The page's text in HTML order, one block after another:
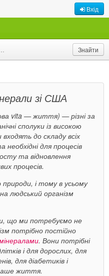
Вхід
зі США
vita — життя) — різні за
сполуки із високою
до складу всіх
для процесів
та відновлення
процесів.
і тому в усьому
людський організм
що ми потребуємо не
потрібно постійно
. Вони потрібні
і для дорослих, для
для діабетиків і
життя.